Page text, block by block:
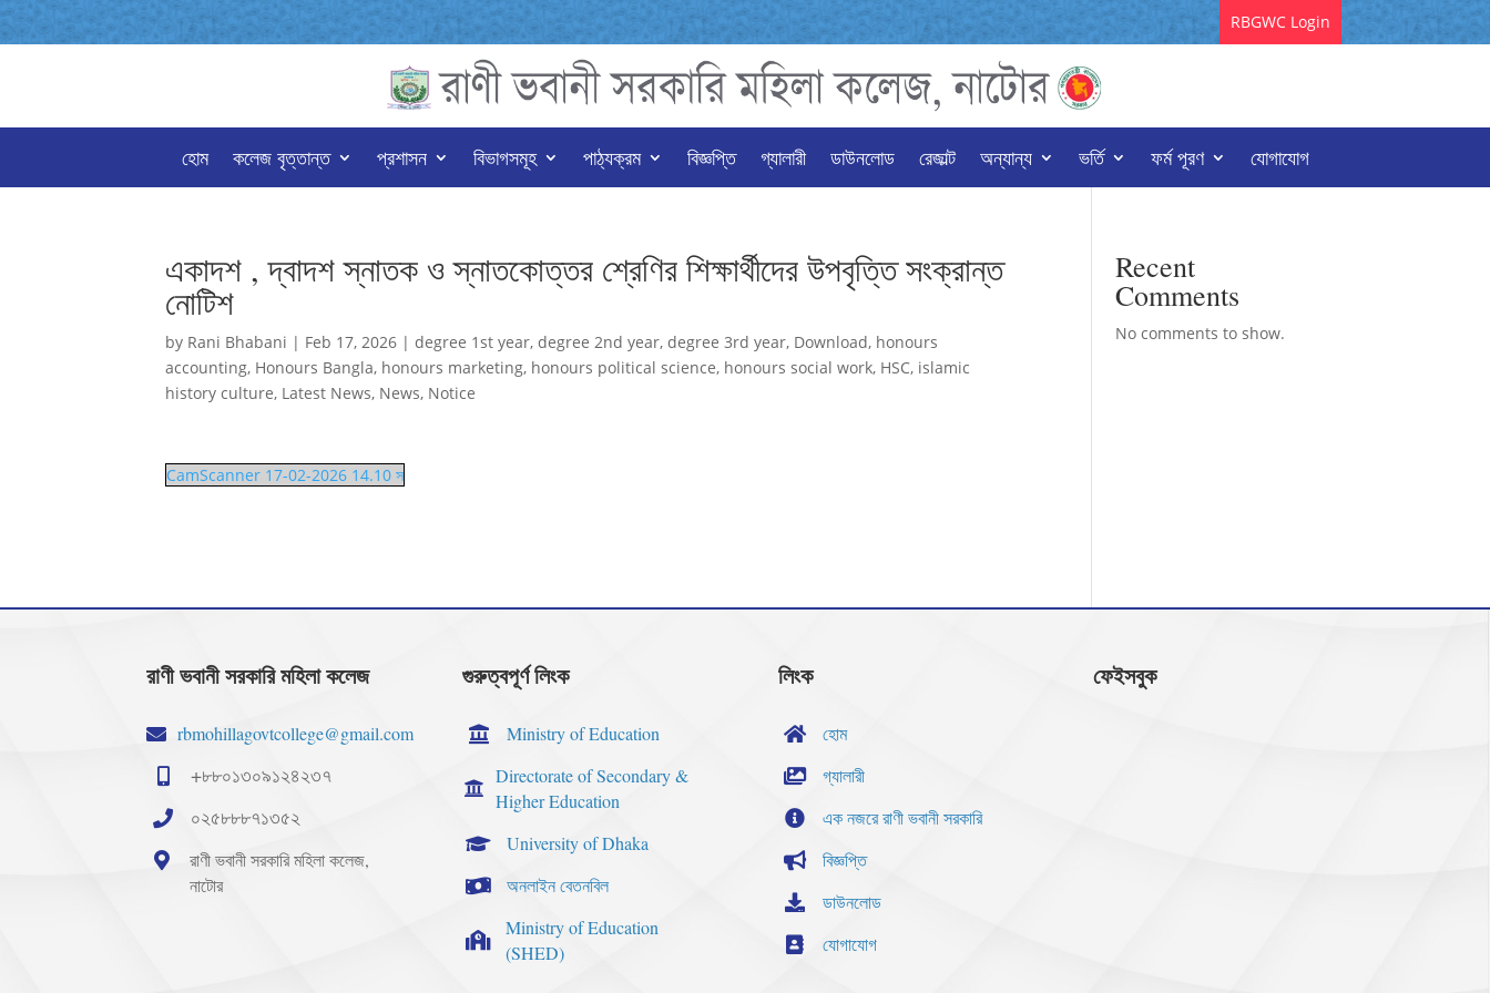
RBGWC Login
হোম কলেজ বৃত্তান্ত প্রশাসন বিভাগসমূহ পাঠ্যক্রম বিজ্ঞপ্তি গ্যালারী ডাউনলোড রেজাল্ট অন্যান্য ভর্তি ফর্ম পূরণ যোগাযোগ
একাদশ , দ্বাদশ স্নাতক ও স্নাতকোত্তর শ্রেণির শিক্ষার্থীদের উপবৃত্তি সংক্রান্ত
নোটিশ
by Rani Bhabani | Feb 17, 2026 |degree 1st year,degree 2nd year,degree 3rd year, Download, honours
accounting, Honours Bangla, honours marketing, honours political science, honours social work, HSC, islamic
history culture, Latest News, News, Notice
CamScanner 17-02-2026 14.10 স
Recent
Comments
No comments to show.
রাণী ভবানী সরকারি মহিলা কলেজ
rbmohillagovtcollege@gmail.com
+৮৮০১৩০৯১২৪২৩৭
০২৫৮৮৮৭১৩৫২
রাণী ভবানী সরকারি মহিলা কলেজ,
নাটোর
গুরুত্বপূর্ণ লিংক
Ministry of Education
Directorate of Secondary &
Higher Education
University of Dhaka
অনলাইন বেতনবিল
Ministry of Education
(SHED)
লিংক
হোম
গ্যালারী
এক নজরে রাণী ভবানী সরকারি
বিজ্ঞপ্তি
ডাউনলোড
যোগাযোগ
ফেইসবুক